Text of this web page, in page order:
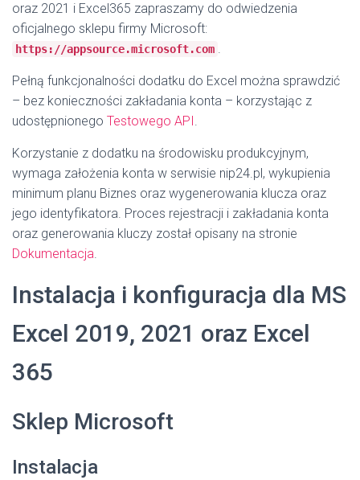
oraz 2021 i Excel365 zapraszamy do odwiedzenia
oficjalnego sklepu firmy Microsoft:
https://appsource.microsoft.com .
Pełną funkcjonalności dodatku do Excel można sprawdzić
– bez konieczności zakładania konta – korzystając z
udostępnionego Testowego API.
Korzystanie z dodatku na środowisku produkcyjnym,
wymaga założenia konta w serwisie nip24.pl, wykupienia
minimum planu Biznes oraz wygenerowania klucza oraz
jego identyfikatora. Proces rejestracji i zakładania konta
oraz generowania kluczy został opisany na stronie
Dokumentacja.
Instalacja i konfiguracja dla MS
Excel 2019, 2021 oraz Excel
365
Sklep Microsoft
Instalacja